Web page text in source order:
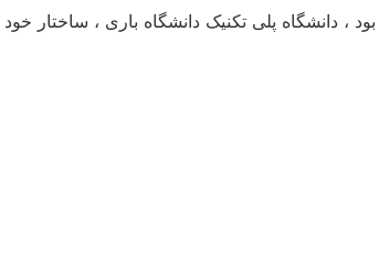
، دانشگاه پلی تکنیک دانشگاه باری ، ساختار